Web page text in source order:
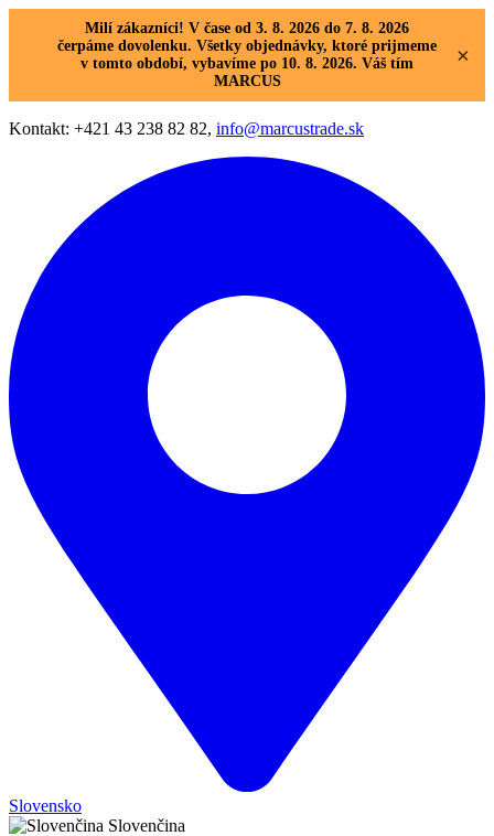
Milí zákazníci! V čase od 3. 8. 2026 do 7. 8. 2026
čerpáme dovolenku. Všetky objednávky, ktoré prijmeme
v tomto období, vybavíme po 10. 8. 2026. Váš tím
MARCUS
×
Kontakt: +421 43 238 82 82, info@marcustrade.sk
Slovensko
Slovenčina